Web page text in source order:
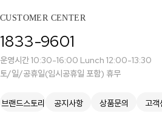
CUSTOMER CENTER
1833-9601
운영시간 10:30-16:00 Lunch 12:00-13:30
토/일/공휴일(임시공휴일 포함) 휴무
브랜드스토리 공지사항 상품문의 고객